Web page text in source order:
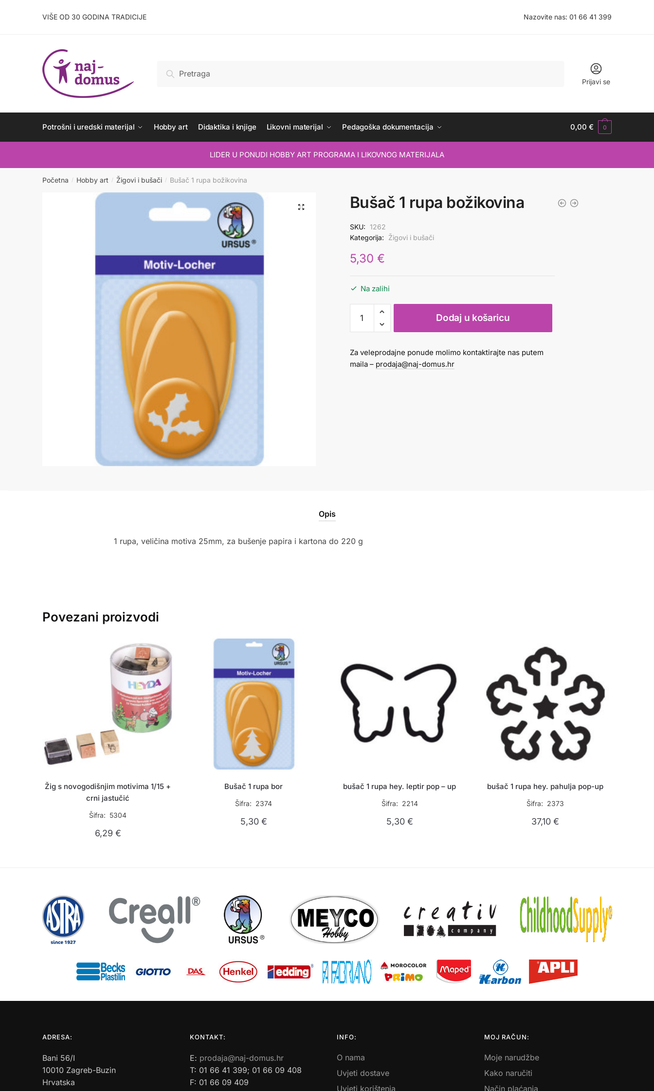
VIŠE OD 30 GODINA TRADICIJE Nazovite nas: 01 66 41 399
Pretraži
Prijavi se
Potrošni i uredski materijal Hobby art Didaktika i knjige Likovni materijal Pedagoška dokumentacija 0,00€ 0
LIDER U PONUDI HOBBY ART PROGRAMA I LIKOVNOG MATERIJALA
Početna / Hobby art / Žigovi i bušači / Bušač 1 rupa božikovina
Bušač 1 rupa božikovina
SKU: 1262
Kategorija:
Žigovi i bušači
5,30 €
Na zalihi
rupa
količina
Dodaj u košaricu
Za veleprodajne ponude molimo kontaktirajte nas putem
maila – prodaja@naj-domus.hr
Opis
1 rupa, veličina motiva 25mm, za bušenje papira i kartona do 220 g
Povezani proizvodi
Žig s novogodišnjim motivima 1/15 +
crni jastučić
Šifra: 5304
6,29 €
Bušač 1 rupa bor
Šifra: 2374
5,30 €
bušač 1 rupa hey. leptir pop – up
Šifra: 2214
5,30 €
bušač 1 rupa hey. pahulja pop-up
Šifra: 2373
37,10€
ADRESA:
Bani 56/I
10010 Zagreb-Buzin
Hrvatska
KONTAKT:
E: prodaja@naj-domus.hr
T: 01 66 41 399; 01 66 09 408
F: 01 66 09 409
INFO:
O nama
Uvjeti dostave
Uvjeti korištenja
MOJ RAČUN:
Moje narudžbe
Kako naručiti
Način plaćanja